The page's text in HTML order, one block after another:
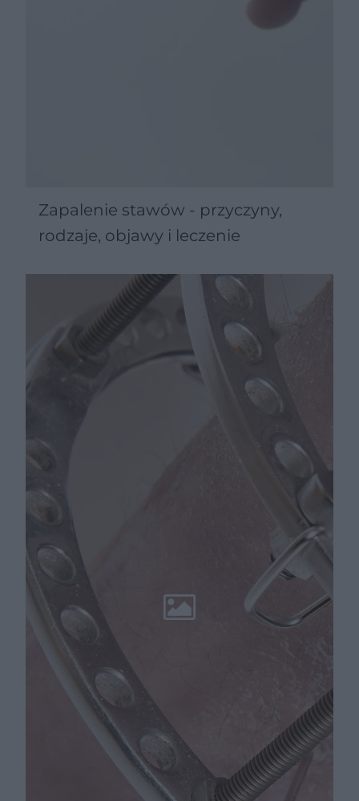
Zapalenie stawów - przyczyny,
rodzaje, objawy i leczenie